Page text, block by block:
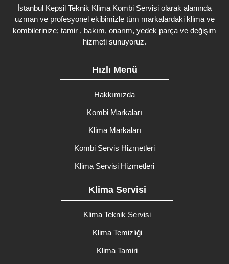
İstanbul Kepsil Teknik Klima Kombi Servisi olarak alanında
uzman ve profesyonel ekibimizle tüm markalardaki klima ve
kombilerinize; tamir , bakım, onarım, yedek parça ve değişim
hizmeti sunuyoruz.
Hızlı Menü
Hakkımızda
Kombi Markaları
Klima Markaları
Kombi Servis Hizmetleri
Klima Servisi Hizmetleri
Klima Servisi
Klima Teknik Servisi
Klima Temizliği
Klima Tamiri